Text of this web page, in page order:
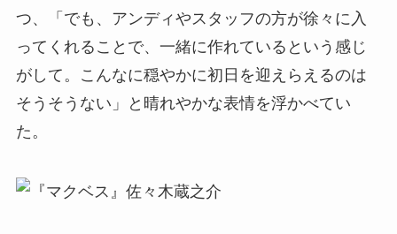
つ、「でも、アンディやスタッフの方が徐々に入
ってくれることで、一緒に作れているという感じ
がして。こんなに穏やかに初日を迎えらえるのは
そうそうない」と晴れやかな表情を浮かべてい
た。